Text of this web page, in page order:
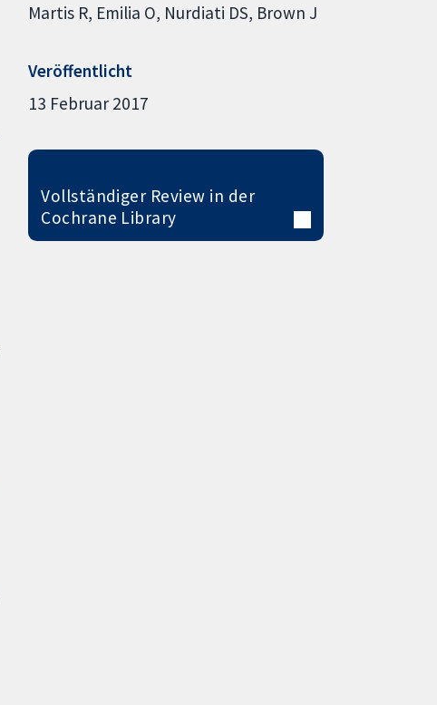
Martis R Emilia O Nurdiati DS Brown J
Veröffentlicht
13 Februar 2017
Vollständiger Review in der
Cochrane Library